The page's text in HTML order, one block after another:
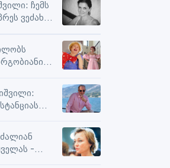
ჩემს
ვეძახი,
და
მიღებას და
არა მასზე
-